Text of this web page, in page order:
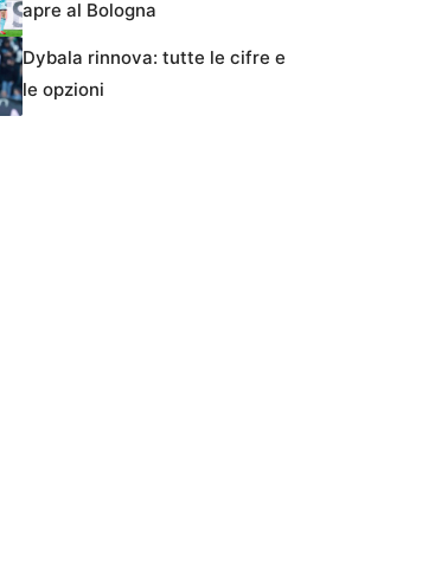
apre al Bologna
Dybala rinnova: tutte le cifre e
le opzioni